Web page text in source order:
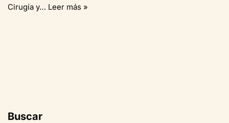
Cirugía y… Leer más »
Buscar